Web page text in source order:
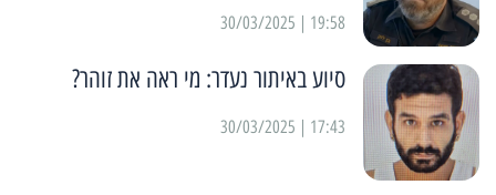
19:58 | 30/03/2025
סיוע באיתור נעדר: מי ראה את זוהר?
17:43 | 30/03/2025